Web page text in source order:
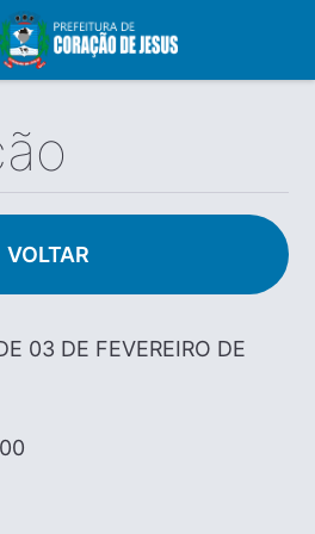
VOLTAR
03 DE FEVEREIRO DE